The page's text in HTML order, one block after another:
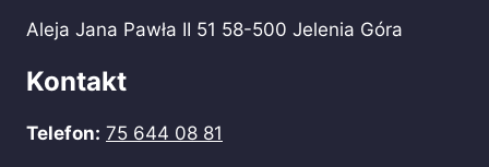
Aleja Jana Pawła II 51 58-500 Jelenia Góra
Kontakt
Telefon: 75 644 08 81